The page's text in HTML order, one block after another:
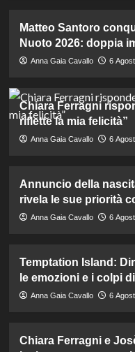
Matteo Santoro
Nuoto 2026: doppia
Anna Gaia Cavallo 6
Chiara Ferragni
riflette la mia felicità”
Anna Gaia Cavallo 6
Annuncio della
rivela le sue priorità
Anna Gaia Cavallo 6
Temptation Island:
le emozioni e i colpi
Anna Gaia Cavallo 6
Chiara Ferragni e